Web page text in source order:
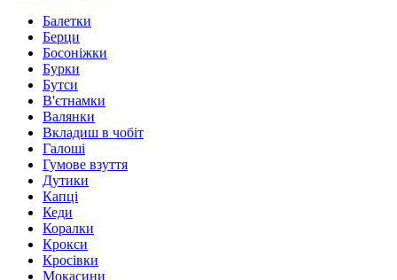
Балетки
Берци
Босоніжки
Бурки
Бутси
В'єтнамки
Валянки
Вкладиш в чобіт
Галоші
Гумове взуття
Дутики
Капці
Кеди
Коралки
Крокси
Кросівки
Мокасини